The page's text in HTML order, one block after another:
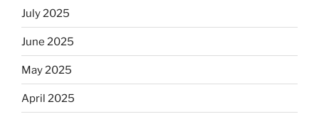
July 2025
June 2025
May 2025
April 2025